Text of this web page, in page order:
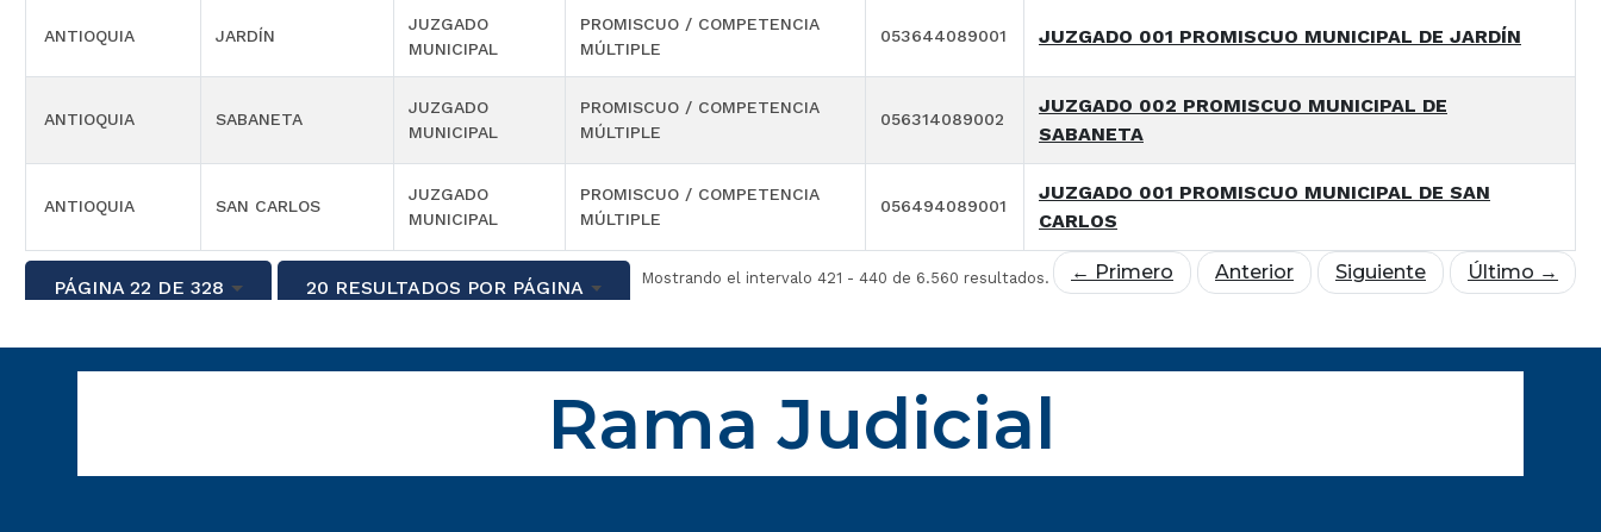
ANTIOQUIA JARDÍN
JUZGADO
MUNICIPAL
PROMISCUO / COMPETENCIA
MÚLTIPLE
053644089001 JUZGADO 001 PROMISCUO MUNICIPAL DE JARDÍN
ANTIOQUIA SABANETA
JUZGADO
MUNICIPAL
PROMISCUO / COMPETENCIA
MÚLTIPLE
056314089002
JUZGADO 002 PROMISCUO MUNICIPAL DE
SABANETA
ANTIOQUIA SAN CARLOS
JUZGADO
MUNICIPAL
PROMISCUO / COMPETENCIA
MÚLTIPLE
056494089001
JUZGADO 001 PROMISCUO MUNICIPAL DE SAN
CARLOS
PÁGINA 22 DE 328 20 RESULTADOS POR PÁGINA Mostrando el intervalo 421 - 440 de 6.560 resultados. ← Primero Anterior Siguiente Último →
Rama Judicial